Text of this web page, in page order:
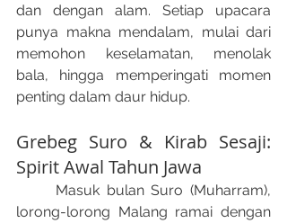
dan dengan alam. Setiap upacara
punya makna mendalam, mulai dari
memohon keselamatan, menolak
bala, hingga memperingati momen
penting dalam daur hidup.
Grebeg Suro & Kirab Sesaji:
Spirit Awal Tahun Jawa
lorong-lorong Malang ramai dengan